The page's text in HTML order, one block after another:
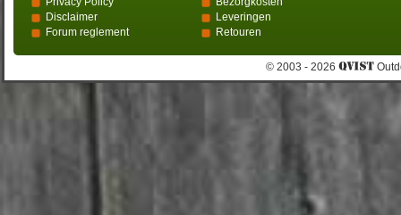
Disclaimer
Forum reglement
Leveringen
Retouren
© 2003 - 2026